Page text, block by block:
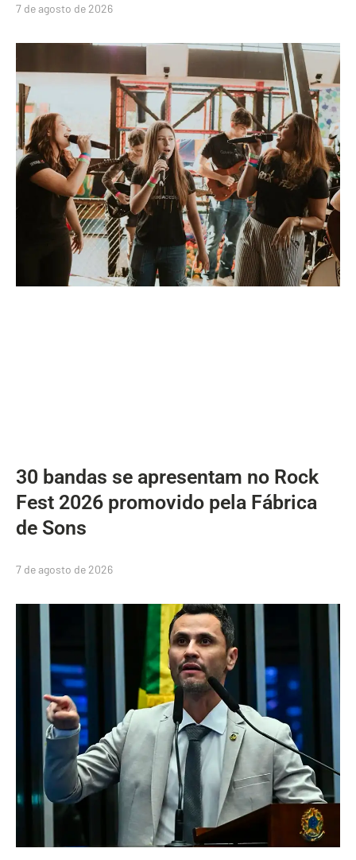
7 de agosto de 2026
30 bandas se apresentam no Rock
Fest 2026 promovido pela Fábrica
de Sons
7 de agosto de 2026